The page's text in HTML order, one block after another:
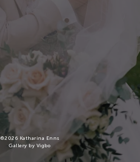
©2026 Katharina Enns
Gallery by Vigbo